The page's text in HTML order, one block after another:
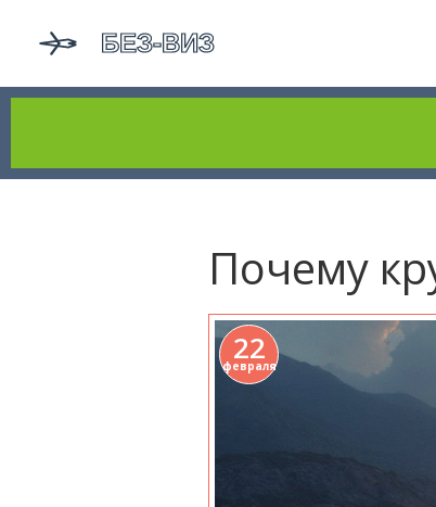
Почему
22
февраля